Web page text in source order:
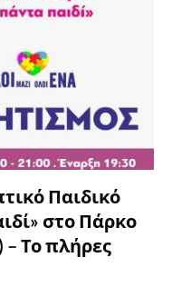
Παιδικό
στο Πάρκο
Το πλήρες